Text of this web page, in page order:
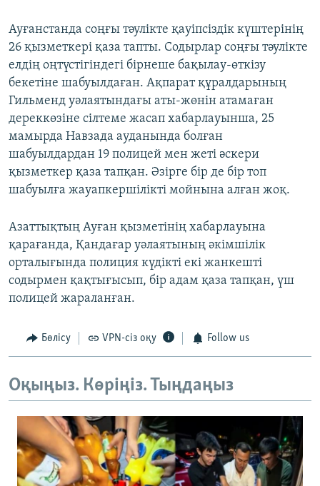
Ауғанстанда соңғы тәулікте қауіпсіздік күштерінің
26 қызметкері қаза тапты. Содырлар соңғы тәулікте
елдің оңтүстігіндегі бірнеше бақылау-өткізу
бекетіне шабуылдаған. Ақпарат құралдарының
Гильменд уәлаятындағы аты-жөнін атамаған
дереккөзіне сілтеме жасап хабарлауынша, 25
мамырда Навзада ауданында болған
шабуылдардан 19 полицей мен жеті әскери
қызметкер қаза тапқан. Әзірге бір де бір топ
шабуылға жауапкершілікті мойнына алған жоқ.
Азаттықтың Ауған қызметінің хабарлауына
қарағанда, Қандағар уәлаятының әкімшілік
орталығында полиция күдікті екі жанкешті
содырмен қақтығысып, бір адам қаза тапқан, үш
полицей жараланған.
Бөлісу VPN-сіз оқу Follow us
Оқыңыз. Көріңіз. Тыңдаңыз